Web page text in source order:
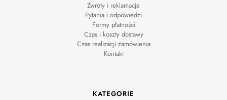
Zwroty i reklamacje
Pytania i odpowiedzi
Formy płatności
Czas i koszty dostawy
Czas realizacji zamówienia
Kontakt
KATEGORIE